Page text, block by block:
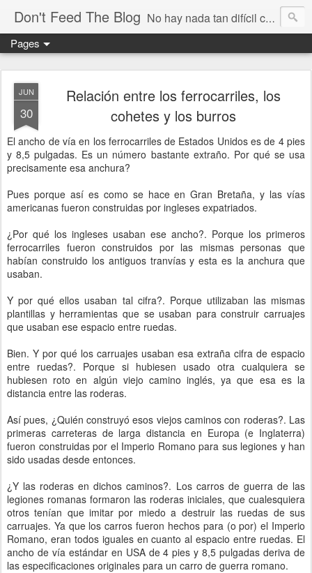
Don't Feed The Blog No hay nada tan difícil como no engañarse
Pages
JUN
30
Relación entre los ferrocarriles, los
cohetes y los burros
El ancho de vía en los ferrocarriles de Estados Unidos es de 4 pies
y 8,5 pulgadas. Es un número bastante extraño. Por qué se usa
precisamente esa anchura?
Pues porque así es como se hace en Gran Bretaña, y las vías
americanas fueron construidas por ingleses expatriados.
¿Por qué los ingleses usaban ese ancho?. Porque los primeros
ferrocarriles fueron construidos por las mismas personas que
habían construido los antiguos tranvías y esta es la anchura que
usaban.
Y por qué ellos usaban tal cifra?. Porque utilizaban las mismas
plantillas y herramientas que se usaban para construir carruajes
que usaban ese espacio entre ruedas.
Bien. Y por qué los carruajes usaban esa extraña cifra de espacio
entre ruedas?. Porque si hubiesen usado otra cualquiera se
hubiesen roto en algún viejo camino inglés, ya que esa es la
distancia entre las roderas.
Así pues, ¿Quién construyó esos viejos caminos con roderas?. Las
primeras carreteras de larga distancia en Europa (e Inglaterra)
fueron construidas por el Imperio Romano para sus legiones y han
sido usadas desde entonces.
¿Y las roderas en dichos caminos?. Los carros de guerra de las
legiones romanas formaron las roderas iniciales, que cualesquiera
otros tenían que imitar por miedo a destruir las ruedas de sus
carruajes. Ya que los carros fueron hechos para (o por) el Imperio
Romano, eran todos iguales en cuanto al espacio entre ruedas. El
ancho de vía estándar en USA de 4 pies y 8,5 pulgadas deriva de
las especificaciones originales para un carro de guerra romano.